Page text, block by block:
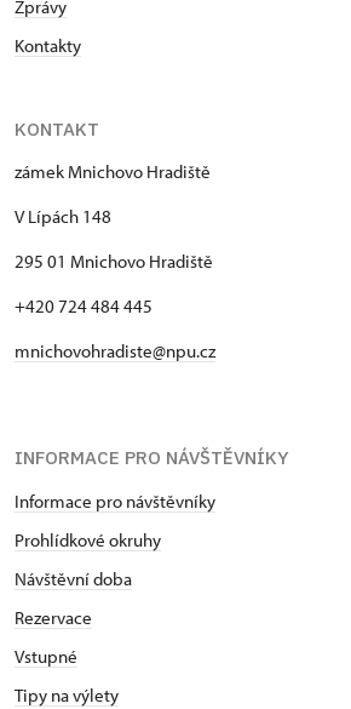
Zprávy
Kontakty
KONTAKT
zámek Mnichovo Hradiště
V Lípách 148
295 01 Mnichovo Hradiště
+420 724 484 445
mnichovohradiste@npu.cz
INFORMACE PRO NÁVŠTĚVNÍKY
Informace pro návštěvníky
Prohlídkové okruhy
Návštěvní doba
Rezervace
Vstupné
Tipy na výlety